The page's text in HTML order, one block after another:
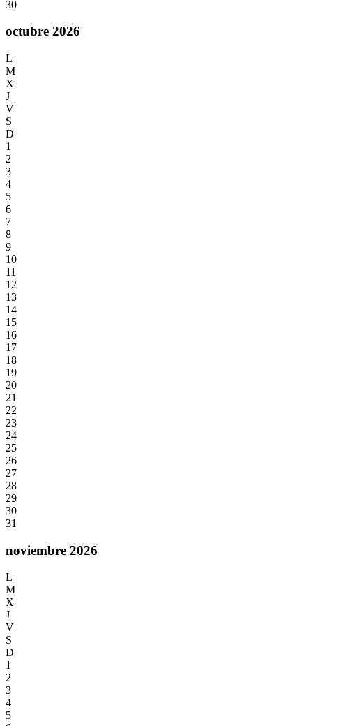
30
octubre 2026
L
M
X
J
V
S
D
1
2
3
4
5
6
7
8
9
10
11
12
13
14
15
16
17
18
19
20
21
22
23
24
25
26
27
28
29
30
31
noviembre 2026
L
M
X
J
V
S
D
1
2
3
4
5